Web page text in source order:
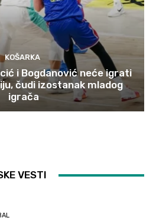
KOŠARKA
i Bogdanović neće igrati
čudi izostanak mladog
igrača
VESTI